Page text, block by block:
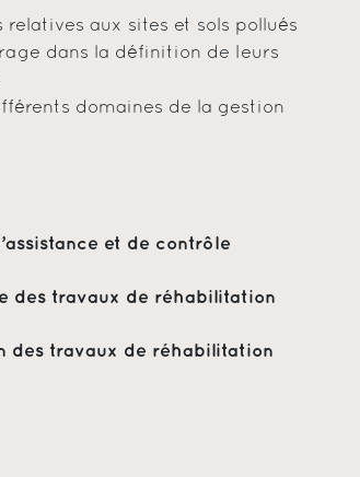
aux sites et sols pollués
dans la définition de leurs
domaines de la gestion
et de contrôle
des travaux de réhabilitation
des travaux de réhabilitation